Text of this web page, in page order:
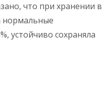
что при хранении в
нормальные
устойчиво сохраняла